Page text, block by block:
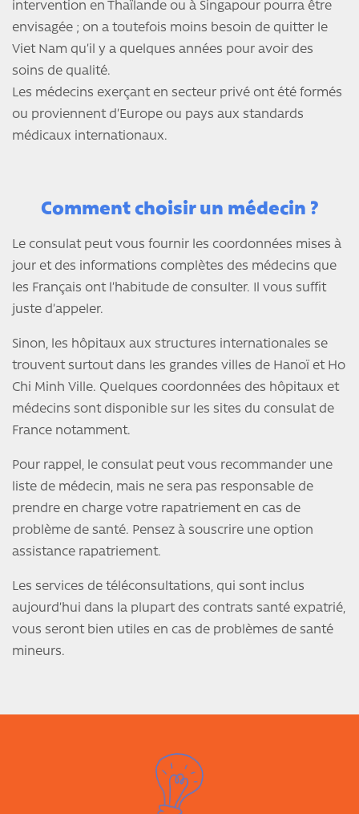
intervention en Thaïlande ou à Singapour pourra être
envisagée ; on a toutefois moins besoin de quitter le
Viet Nam qu’il y a quelques années pour avoir des
soins de qualité.
Les médecins exerçant en secteur privé ont été formés
ou proviennent d’Europe ou pays aux standards
médicaux internationaux.
Comment choisir un médecin ?
Le consulat peut vous fournir les coordonnées mises à
jour et des informations complètes des médecins que
les Français ont l’habitude de consulter. Il vous suffit
juste d’appeler.
Sinon, les hôpitaux aux structures internationales se
trouvent surtout dans les grandes villes de Hanoï et Ho
Chi Minh Ville. Quelques coordonnées des hôpitaux et
médecins sont disponible sur les sites du consulat de
France notamment.
Pour rappel, le consulat peut vous recommander une
liste de médecin, mais ne sera pas responsable de
prendre en charge votre rapatriement en cas de
problème de santé. Pensez à souscrire une option
assistance rapatriement.
Les services de téléconsultations, qui sont inclus
aujourd’hui dans la plupart des contrats santé expatrié,
vous seront bien utiles en cas de problèmes de santé
mineurs.